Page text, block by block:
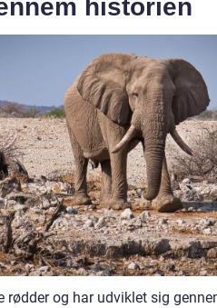
historien
rødder og har udviklet sig